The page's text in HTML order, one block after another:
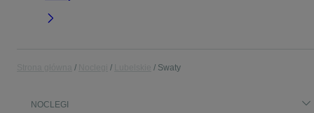
Swaty
NOCLEGI